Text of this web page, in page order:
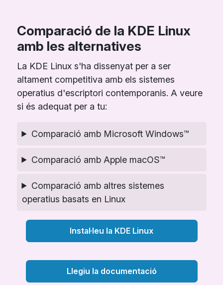
Comparació de la KDE Linux
amb les alternatives
La KDE Linux s'ha dissenyat per a ser
altament competitiva amb els sistemes
operatius d'escriptori contemporanis. A veure
si és adequat per a tu:
Comparació amb Microsoft Windows™
Comparació amb Apple macOS™
Comparació amb altres sistemes
operatius basats en Linux
Instal·leu la KDE Linux
Llegiu la documentació